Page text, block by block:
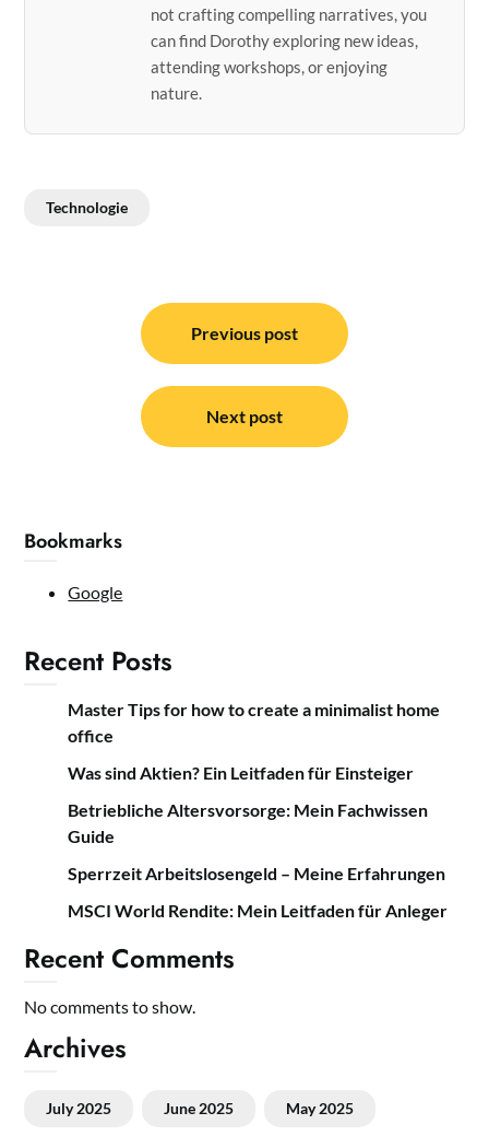
not crafting compelling narratives, you
can find Dorothy exploring new ideas,
attending workshops, or enjoying
nature.
Technologie
navigation
Previous post
Next post
Bookmarks
Google
Recent Posts
Master Tips for how to create a minimalist home
office
Was sind Aktien? Ein Leitfaden für Einsteiger
Betriebliche Altersvorsorge: Mein Fachwissen
Guide
Sperrzeit Arbeitslosengeld – Meine Erfahrungen
MSCI World Rendite: Mein Leitfaden für Anleger
Recent Comments
No comments to show.
Archives
July 2025 June 2025 May 2025